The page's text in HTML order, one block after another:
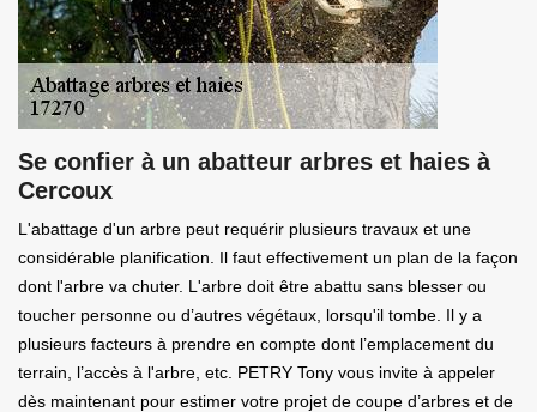
Se confier à un abatteur arbres et haies à
Cercoux
L'abattage d'un arbre peut requérir plusieurs travaux et une
considérable planification. Il faut effectivement un plan de la façon
dont l'arbre va chuter. L'arbre doit être abattu sans blesser ou
toucher personne ou d’autres végétaux, lorsqu'il tombe. Il y a
plusieurs facteurs à prendre en compte dont l’emplacement du
terrain, l’accès à l'arbre, etc. PETRY Tony vous invite à appeler
dès maintenant pour estimer votre projet de coupe d’arbres et de